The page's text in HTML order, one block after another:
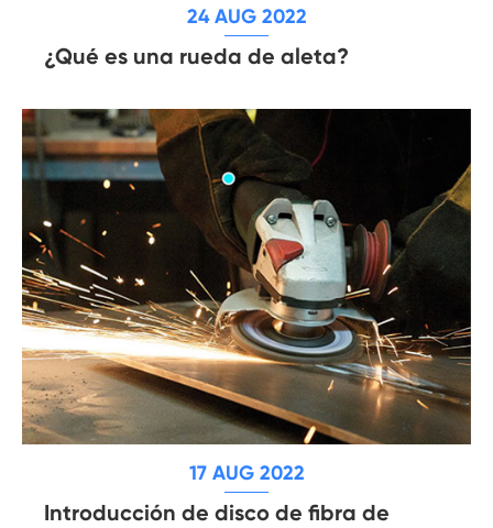
24 AUG 2022
¿Qué es una rueda de aleta?
17 AUG 2022
Introducción de disco de fibra de